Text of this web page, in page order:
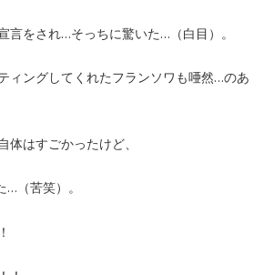
言をされ…そっちに驚いた…（白目）。
ィングしてくれたフランソワも唖然…のあ
はすごかったけど、
（苦笑）。